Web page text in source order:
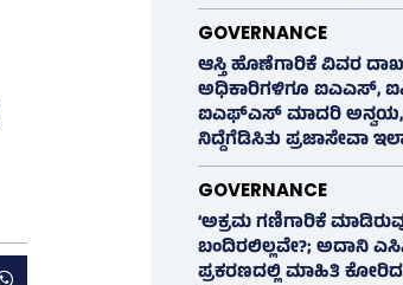
GOVERNANCE
ಆಸ್ತಿ ಹೊಣೆಗಾರಿಕೆ ವಿವರ
ಅಧಿಕಾರಿಗಳಿಗೂ ಐಎಎಸ್‌,
ಐಎಫ್‌ಎಸ್‌ ಮಾದರಿ ಅನ್ವಯ,
ನಿದ್ದೆಗೆಡಿಸಿತು ಪ್ರಜಾಸೇವಾ
GOVERNANCE
‘ಅಕ್ರಮ ಗಣಿಗಾರಿಕೆ
ಬಂದಿರಲಿಲ್ಲವೇ?; ಅದಾನಿ
ಪ್ರಕರಣದಲ್ಲಿ ಮಾಹಿತಿ